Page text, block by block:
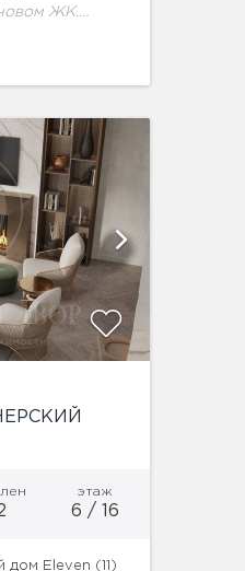
ЖК.
создать
этаж
6 / 16
дом Eleven (11)